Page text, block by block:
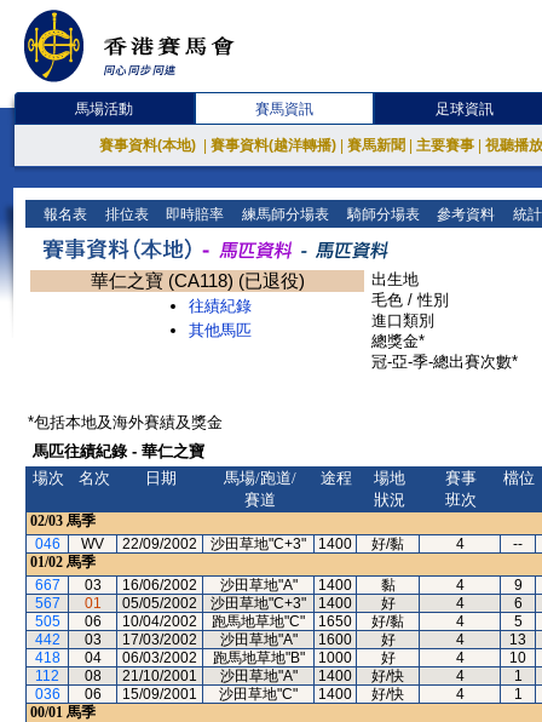
馬場活動 賽馬資訊 足球資訊
賽事資料(本地) 賽事資料(越洋轉播) 賽馬新聞 主要賽事 視聽播
報名表 排位表 即時賠率 練馬師分場表 騎師分場表 參考資料 統
華仁之寶 (CA118) (已退役)
往績紀錄
其他馬匹
出生地
毛色 / 性別
進口類別
總獎金*
冠-亞-季-總出賽次數*
*包括本地及海外賽績及獎金
馬匹往績紀錄 - 華仁之寶
場次
名次 日期
馬場/跑道/
賽道
途程
場地
狀況
賽事
班次
檔位
02/03 馬季
046
WV 22/09/2002 沙田草地"C+3" 1400 好/黏 4
--
01/02 馬季
667
03 16/06/2002 沙田草地"A" 1400 黏 4
9
567
01 05/05/2002 沙田草地"C+3" 1400 好 4
6
505
06 10/04/2002 跑馬地草地"C" 1650 好/黏 4
5
442
03 17/03/2002 沙田草地"A" 1600 好 4
13
418
04 06/03/2002 跑馬地草地"B" 1000 好 4
10
112
08 21/10/2001 沙田草地"A" 1400 好/快 4
1
036
06 15/09/2001 沙田草地"C" 1400 好/快 4
1
00/01 馬季